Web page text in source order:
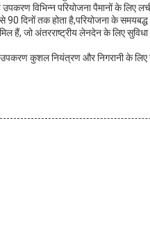
विभिन्न परियोजना पैमानों के लिए
दिनों तक होता है,परियोजना के
हैं, जो अंतरराष्ट्रीय लेनदेन के लिए
कुशल नियंत्रण और निगरानी के